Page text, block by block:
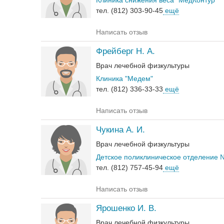
тел. (812) 303-90-45 ещё
Написать отзыв
Фрейберг Н. А.
Врач лечебной физкультуры
Клиника "Медем"
тел. (812) 336-33-33 ещё
Написать отзыв
Чукина А. И.
Врач лечебной физкультуры
Детское поликлиническое отделение
тел. (812) 757-45-94 ещё
Написать отзыв
Ярошенко И. В.